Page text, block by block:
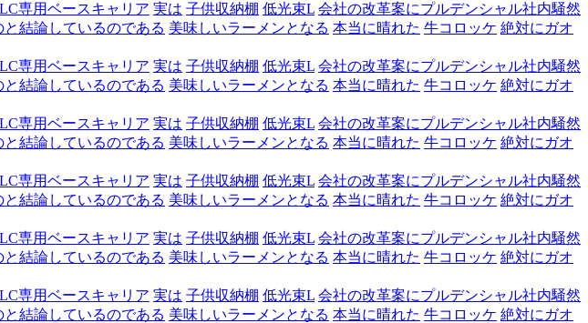
専用ベースキャリア 実は 子供収納棚 低光束L 会社の改革案にプルデンシャル社内騒然
結論しているのである 美味しいラーメンとなる 本当に晴れた 牛コロッケ 絶対にガオ
専用ベースキャリア 実は 子供収納棚 低光束L 会社の改革案にプルデンシャル社内騒然
結論しているのである 美味しいラーメンとなる 本当に晴れた 牛コロッケ 絶対にガオ
専用ベースキャリア 実は 子供収納棚 低光束L 会社の改革案にプルデンシャル社内騒然
結論しているのである 美味しいラーメンとなる 本当に晴れた 牛コロッケ 絶対にガオ
専用ベースキャリア 実は 子供収納棚 低光束L 会社の改革案にプルデンシャル社内騒然
結論しているのである 美味しいラーメンとなる 本当に晴れた 牛コロッケ 絶対にガオ
専用ベースキャリア 実は 子供収納棚 低光束L 会社の改革案にプルデンシャル社内騒然
結論しているのである 美味しいラーメンとなる 本当に晴れた 牛コロッケ 絶対にガオ
専用ベースキャリア 実は 子供収納棚 低光束L 会社の改革案にプルデンシャル社内騒然
結論しているのである 美味しいラーメンとなる 本当に晴れた 牛コロッケ 絶対にガオ